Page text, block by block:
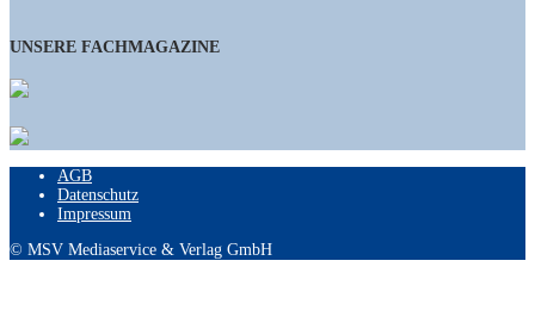
UNSERE FACHMAGAZINE
AGB
Datenschutz
Impressum
© MSV Mediaservice & Verlag GmbH